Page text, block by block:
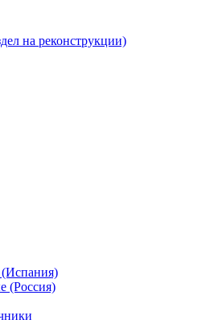
на реконструкции)
(Россия)